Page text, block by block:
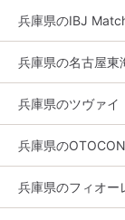
兵庫県のIBJ
兵庫県の名古屋東
兵庫県のツヴァイ
兵庫県の
兵庫県のフィオー